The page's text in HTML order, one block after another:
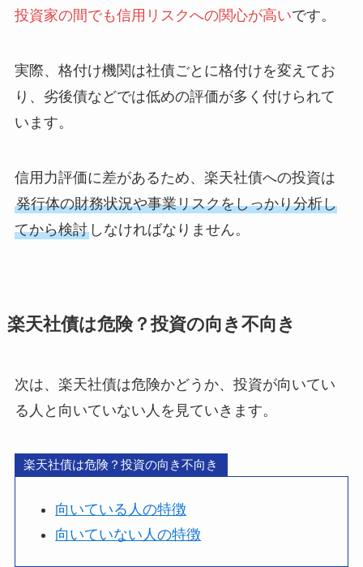
投資家の間でも信用リスクへの関心が高いです。
実際、格付け機関は社債ごとに格付けを変えてお
り、劣後債などでは低めの評価が多く付けられて
います。
信用力評価に差があるため、楽天社債への投資は
発行体の財務状況や事業リスクをしっかり分析し
てから検討しなければなりません。
楽天社債は危険？投資の向き不向き
次は、楽天社債は危険かどうか、投資が向いてい
る人と向いていない人を見ていきます。
楽天社債は危険？投資の向き不向き
向いている人の特徴
向いていない人の特徴